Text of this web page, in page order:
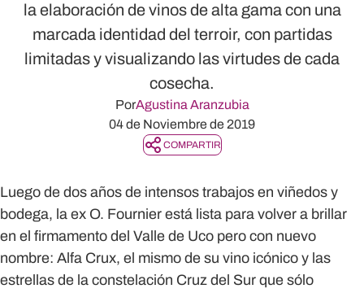
la elaboración de vinos de alta gama con una
marcada identidad del terroir, con partidas
limitadas y visualizando las virtudes de cada
cosecha.
PorAgustina Aranzubia
04 de Noviembre de 2019
COMPARTIR
Luego de dos años de intensos trabajos en viñedos y
bodega, la ex O. Fournier está lista para volver a brillar
en el firmamento del Valle de Uco pero con nuevo
nombre: Alfa Crux, el mismo de su vino icónico y las
estrellas de la constelación Cruz del Sur que sólo